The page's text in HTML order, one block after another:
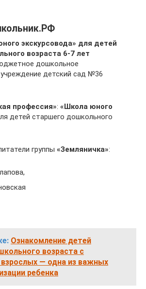
экскурсовода» для детей
возраста 6-7 лет
дошкольное
детский сад №36
профессия»: «Школа юного
детей старшего дошкольного
группы «Земляничка»:
Ознакомление детей
возраста с
— одна из важных
ребенка